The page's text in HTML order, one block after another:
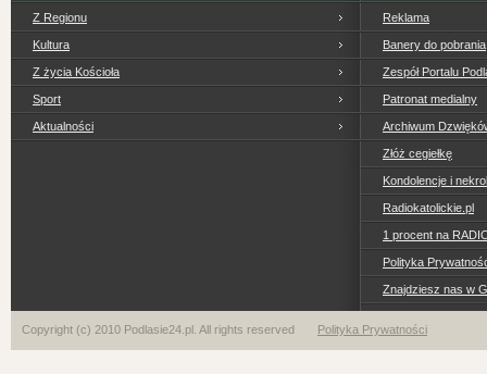
Z Regionu
Kultura
Z życia Kościoła
Sport
Aktualności
Reklama
Banery do pobrania
Zespół Portalu
Patronat medialny
Archiwum
Złóż cegiełkę
Kondolencje i
Radiokatolickie.pl
1 procent na
Polityka
Znajdziesz nas w
Copyright (c) 2010 Podlasie24.pl. All rights reserved Polityka Prywatności